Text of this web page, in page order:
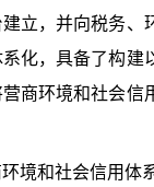
立，并向税务
化，具备了构
商环境和社会
和社会信用体